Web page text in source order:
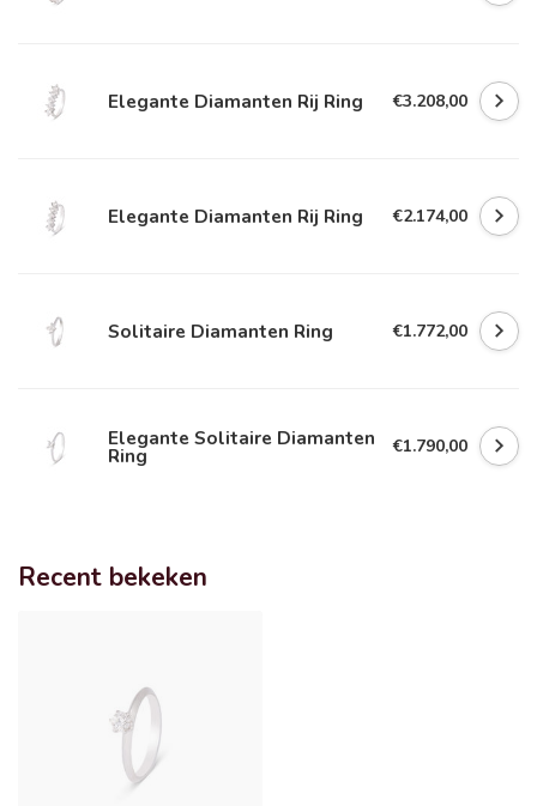
Elegante Diamanten Rij Ring €3.208,00
Elegante Diamanten Rij Ring €2.174,00
Solitaire Diamanten Ring €1.772,00
Elegante Solitaire Diamanten
Ring €1.790,00
Recent bekeken